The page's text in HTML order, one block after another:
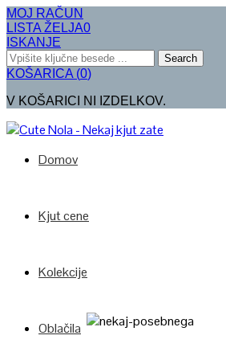
MOJ RAČUN
LISTA ŽELJA0
ISKANJE
Search
KOŠARICA (0)
V KOŠARICI NI IZDELKOV.
Domov
Kjut cene
Kolekcije
Oblačila